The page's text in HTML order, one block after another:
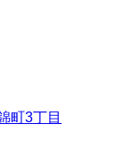
町3丁目